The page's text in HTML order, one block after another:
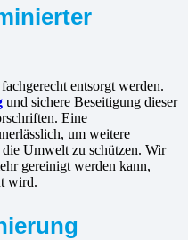
entsorgt werden.
und sichere Beseitigung dieser
Eine
um weitere
Umwelt zu schützen. Wir
gereinigt werden kann,
wird.